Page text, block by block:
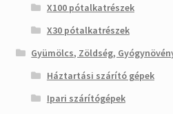
X100 pótalkatrészek
X30 pótalkatrészek
Gyümölcs, Zöldség,
Háztartási szárító gépek
Ipari szárítógépek